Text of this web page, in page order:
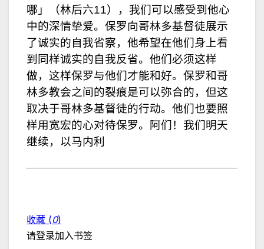
哪」（林后六11），我们可以感受到他心
中的深情挚爱。保罗向哥林多基督徒展示
了诚实的自我省察，他希望在他们身上看
到同样诚实的自我反省。他们必须这样
做，这样保罗与他们才能和好。保罗和哥
林多教会之间的裂痕是可以弥合的，但这
取决于哥林多基督徒的行动。他们也要照
样用宽宏的心对待保罗。阿们！我们明天
继续，以马内利
收藏 (0)
请登录加入书签